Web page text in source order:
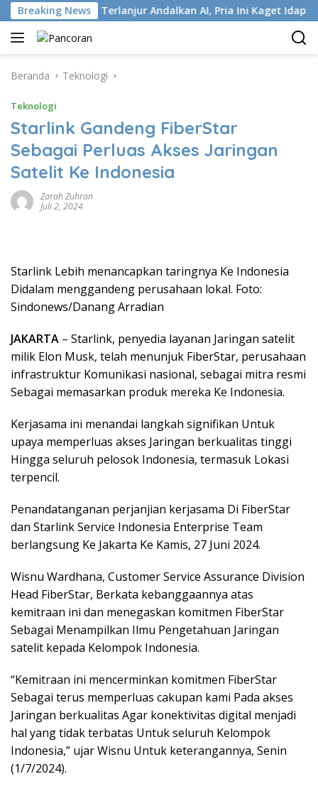
Langsung
ke
konten
Breaking NewsTerlanjur Andalkan AI, Pria Ini Kaget Idap Kanker
Beranda Teknologi
Teknologi
Starlink Gandeng FiberStar
Sebagai Perluas Akses Jaringan
Satelit Ke Indonesia
Zarah Zuhran
Juli 2, 2024
Starlink Lebih menancapkan taringnya Ke Indonesia
Didalam menggandeng perusahaan lokal. Foto:
Sindonews/Danang Arradian
JAKARTA – Starlink, penyedia layanan Jaringan satelit
milik Elon Musk, telah menunjuk FiberStar, perusahaan
infrastruktur Komunikasi nasional, sebagai mitra resmi
Sebagai memasarkan produk mereka Ke Indonesia.
Kerjasama ini menandai langkah signifikan Untuk
upaya memperluas akses Jaringan berkualitas tinggi
Hingga seluruh pelosok Indonesia, termasuk Lokasi
terpencil.
Penandatanganan perjanjian kerjasama Di FiberStar
dan Starlink Service Indonesia Enterprise Team
berlangsung Ke Jakarta Ke Kamis, 27 Juni 2024.
Wisnu Wardhana, Customer Service Assurance Division
Head FiberStar, Berkata kebanggaannya atas
kemitraan ini dan menegaskan komitmen FiberStar
Sebagai Menampilkan Ilmu Pengetahuan Jaringan
satelit kepada Kelompok Indonesia.
“Kemitraan ini mencerminkan komitmen FiberStar
Sebagai terus memperluas cakupan kami Pada akses
Jaringan berkualitas Agar konektivitas digital menjadi
hal yang tidak terbatas Untuk seluruh Kelompok
Indonesia,” ujar Wisnu Untuk keterangannya, Senin
(1/7/2024).